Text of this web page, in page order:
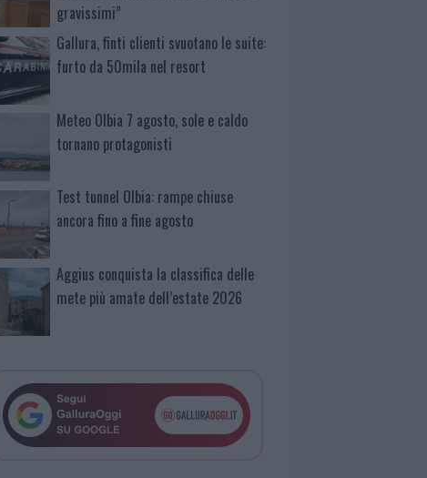
gravissimi”
Gallura, finti clienti svuotano le suite:
furto da 50mila nel resort
Meteo Olbia 7 agosto, sole e caldo
tornano protagonisti
Test tunnel Olbia: rampe chiuse
ancora fino a fine agosto
Aggius conquista la classifica delle
mete più amate dell’estate 2026